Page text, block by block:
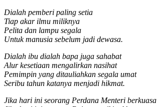
Dialah pemberi paling setia
Tiap akar ilmu miliknya
Pelita dan lampu segala
Untuk manusia sebelum jadi dewasa.
Dialah ibu dialah bapa juga sahabat
Alur kesetiaan mengalirkan nasihat
Pemimpin yang ditauliahkan segala umat
Seribu tahun katanya menjadi hikmat.
Jika hari ini seorang Perdana Menteri berkuasa